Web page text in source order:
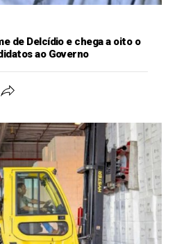
de Delcídio e chega a oito o
ao Governo